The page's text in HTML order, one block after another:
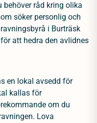
behöver råd kring olika
söker personlig och
i Burträsk
att hedra den avlidnes
en lokal avsedd för
kallas för
om du
Lova